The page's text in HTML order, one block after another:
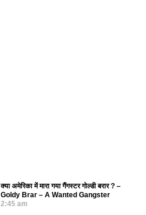
क्या अमेरिका में मारा गया गैंगस्टर गोल्डी बरार ? –
Goldy Brar – A Wanted Gangster
2:45 am